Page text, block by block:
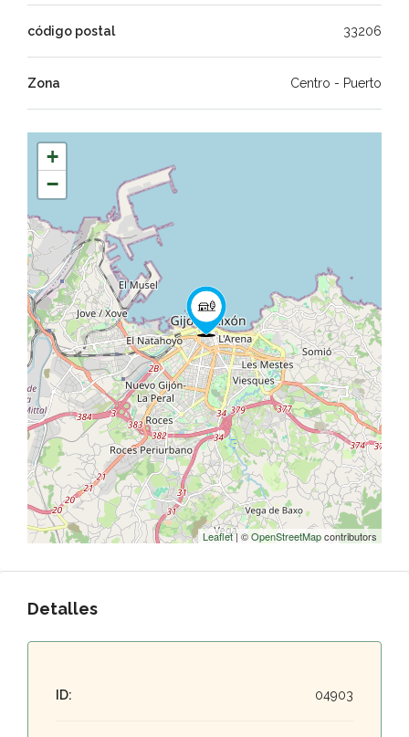
código postal 33206
Zona Centro - Puerto
+
−
Leaflet| ©OpenStreetMapcontributors
Detalles
ID: 04903